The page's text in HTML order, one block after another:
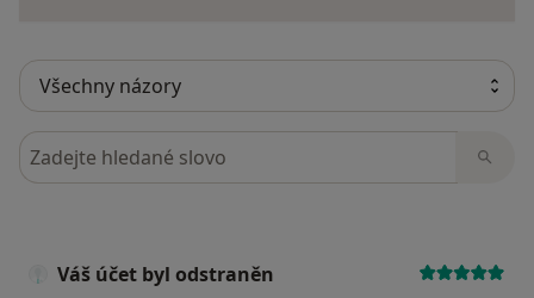
Hledejte v názorech
Váš účet byl odstraněn